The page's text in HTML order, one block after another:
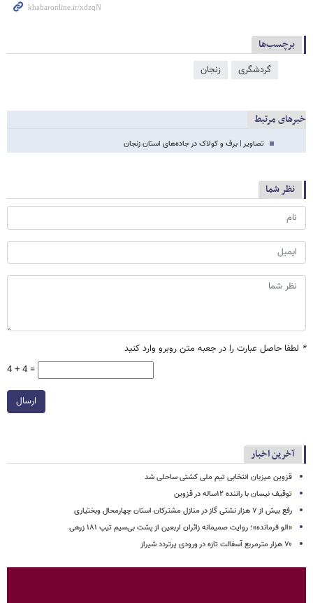
برچسب‌ها
گردشگری زنجان
خبرهای مرتبط
تصاویر | برف و کولاک در جاده‌های استان زنجان
نظر شما
* لطفا حاصل عبارت را در جعبه متن روبرو وارد کنید
4 + 4 =
ارسال
آخرین اخبار
قزوین میزبان انتخابی تیم ملی کشتی ساحلی شد
توقیف نیسان با راننده ۱۲ساله در قزوین
رفع بیش از ۷ هزار نشتی گاز در منازل مشترکان استان چهارمحال وبختیاری
«الو فرمانده»؛ روایت صمیمانه زائران اربعین از پشت بی‌سیم تیپ ۱۸۱ زرهی
۷۰ هزار مترمربع آسفالت تازه در ورودی پرتردد شیراز